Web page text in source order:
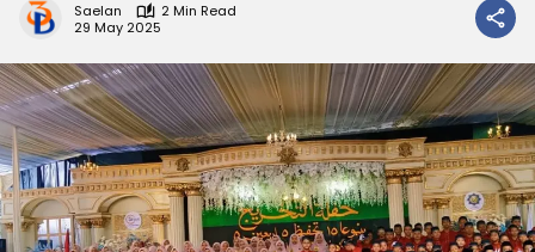
Saelan
2 Min Read
29 May 2025